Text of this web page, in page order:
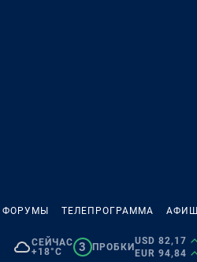
ФОРУМЫ ТЕЛЕПРОГРАММА
СЕЙЧАС
+18°C
3 ПРОБКИ
USD 82,17
EUR 94,84